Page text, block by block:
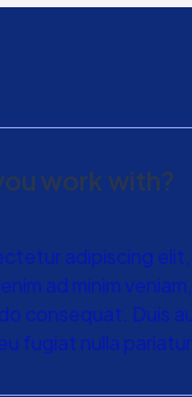
work with?
adipiscing
ad minim
consequat. Duis
fugiat nulla pariatur.